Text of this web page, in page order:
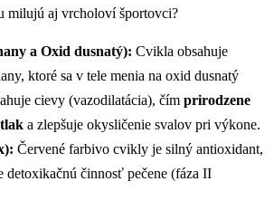
milujú aj vrcholoví športovci?
a Oxid dusnatý): Cvikla obsahuje
ktoré sa v tele menia na oxid dusnatý
cievy (vazodilatácia), čím prirodzene
a zlepšuje okysličenie svalov pri výkone.
Červené farbivo cvikly je silný antioxidant,
detoxikačnú činnosť pečene (fáza II